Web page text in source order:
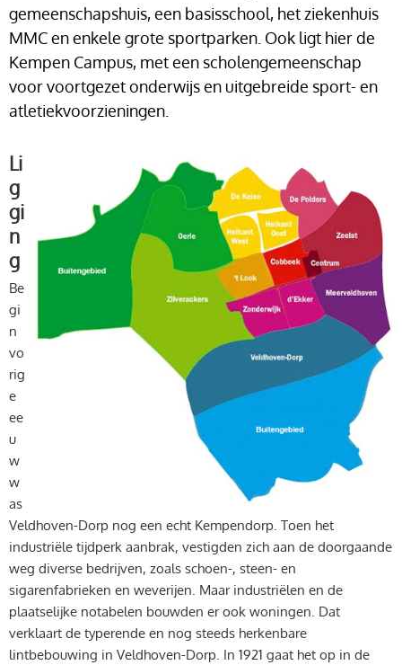
gemeenschapshuis, een basisschool, het ziekenhuis
MMC en enkele grote sportparken. Ook ligt hier de
Kempen Campus, met een scholengemeenschap
voor voortgezet onderwijs en uitgebreide sport- en
atletiekvoorzieningen.
Li
g
gi
n
g
Be
gi
n
vo
rig
e
ee
u
w
w
as
Veldhoven-Dorp nog een echt Kempendorp. Toen het
industriële tijdperk aanbrak, vestigden zich aan de doorgaande
weg diverse bedrijven, zoals schoen-, steen- en
sigarenfabrieken en weverijen. Maar industriëlen en de
plaatselijke notabelen bouwden er ook woningen. Dat
verklaart de typerende en nog steeds herkenbare
lintbebouwing in Veldhoven-Dorp. In 1921 gaat het op in de